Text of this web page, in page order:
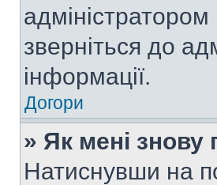
зверніться до
інформації.
Догори
» Як мені
Натиснувши на